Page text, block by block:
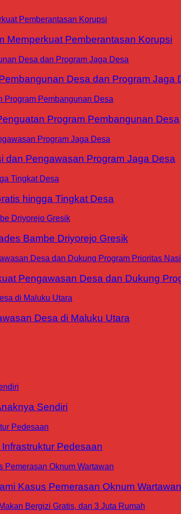
Memperkuat Pemberantasan Korupsi
Desa dan Program Jaga
Program Pembangunan Desa
dan Pengawasan Program Jaga Desa
hingga Tingkat Desa
Bambe Driyorejo Gresik
Pengawasan Desa dan Dukung
Desa di Maluku Utara
Sendiri
Pedesaan
Kasus Pemerasan Oknum Wartawan